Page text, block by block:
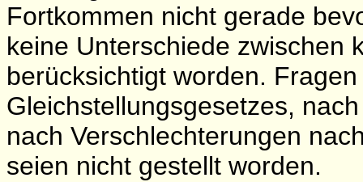
Fortkommen nicht gerade
keine Unterschiede zwischen
berücksichtigt worden.
Gleichstellungsgesetzes,
nach Verschlechterungen
seien nicht gestellt worden.